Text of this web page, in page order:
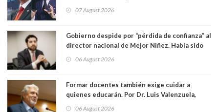
07 August 2026
Gobierno despide por “pérdida de confianza” al
director nacional de Mejor Niñez. Había sido
06 August 2026
Formar docentes también exige cuidar a
quienes educarán. Por Dr. Luis Valenzuela,
06 August 2026